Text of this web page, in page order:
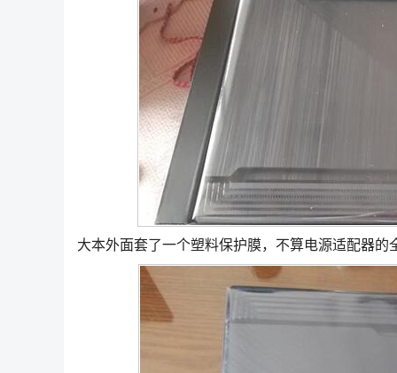
大本外面套了一个塑料保护膜，不算电源适配器的